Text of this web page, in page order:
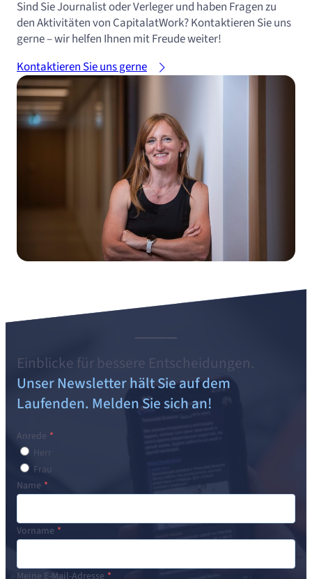
Sind Sie Journalist oder Verleger und haben Fragen zu
den Aktivitäten von CapitalatWork? Kontaktieren Sie uns
gerne – wir helfen Ihnen mit Freude weiter!
Kontaktieren Sie uns gerne
Einblicke für bessere Entscheidungen.
Unser Newsletter hält Sie auf dem
Laufenden. Melden Sie sich an!
Anrede
Herr
Frau
Name
Vorname